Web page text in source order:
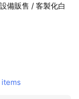
備販售 / 客製化白